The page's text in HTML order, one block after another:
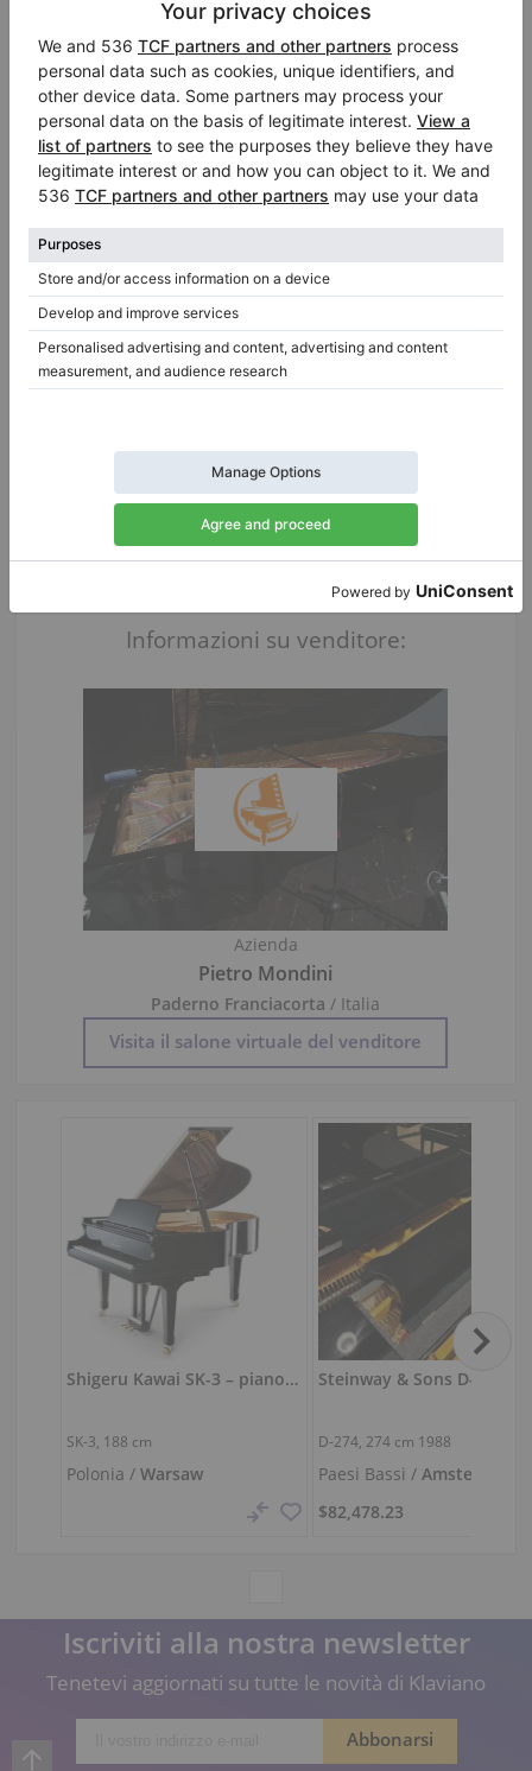
Condividi
Email
Facebook
Twitter LinkedIn
Pinterest WhatsApp
Report Listing
ID:437643|Data di inserimento:2026-05-27 15:59:32|
Visualizzazioni: 676
Informazioni su venditore:
Azienda
Pietro Mondini
Paderno Franciacorta / Italia
Visita il salone virtuale del venditore
Shigeru Kawai SK-3 – pianoforte da concerto 188 cm
SK-3, 188 cm
Polonia / Warsaw
D-274, 274 cm 1988
Paesi Bassi / Amsterdam
$82,478.23
Iscriviti alla nostra newsletter
Tenetevi aggiornati su tutte le novità di Klaviano